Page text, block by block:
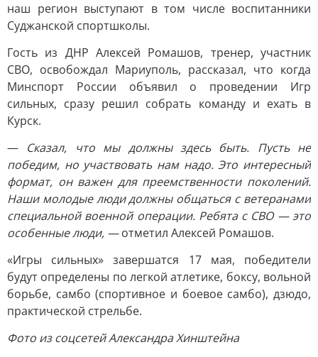
наш регион выступают в том числе воспитанники
Суджанской спортшколы.
Гость из ДНР Алексей Ромашов, тренер, участник
СВО, освобождал Мариуполь, рассказал, что когда
Минспорт России объявил о проведении Игр
сильных, сразу решил собрать команду и ехать в
Курск.
— Сказал, что мы должны здесь быть. Пусть не
победим, но участвовать нам надо. Это интересный
формат, он важен для преемственности поколений.
Наши молодые люди должны общаться с ветеранами
специальной военной операции. Ребята с СВО — это
особенные люди, —отметил Алексей Ромашов.
«Игры сильных» завершатся 17 мая, победители
будут определены по легкой атлетике, боксу, вольной
борьбе, самбо (спортивное и боевое самбо), дзюдо,
практической стрельбе.
Фото из соцсетей Александра Хинштейна